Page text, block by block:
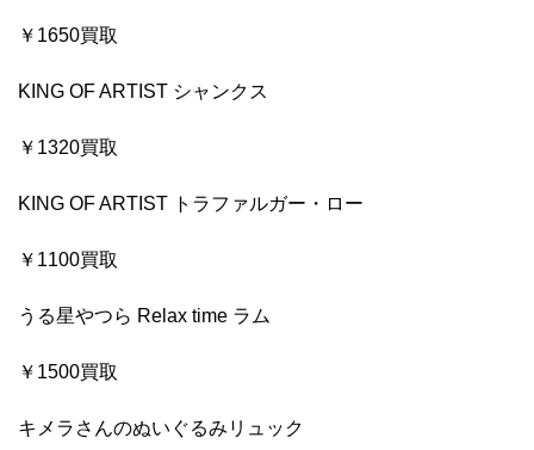
￥1650買取
KING OF ARTIST シャンクス
￥1320買取
KING OF ARTIST トラファルガー・ロー
￥1100買取
うる星やつら Relax time ラム
￥1500買取
キメラさんのぬいぐるみリュック